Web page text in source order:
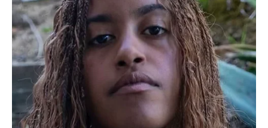
6. Kineski način pripreme riže
U kineskoj kuhinji riža se priprema nešto drugačije.
Postupak je sljedeći:
Riža se kratko baci na vrelo ulje i proprži.